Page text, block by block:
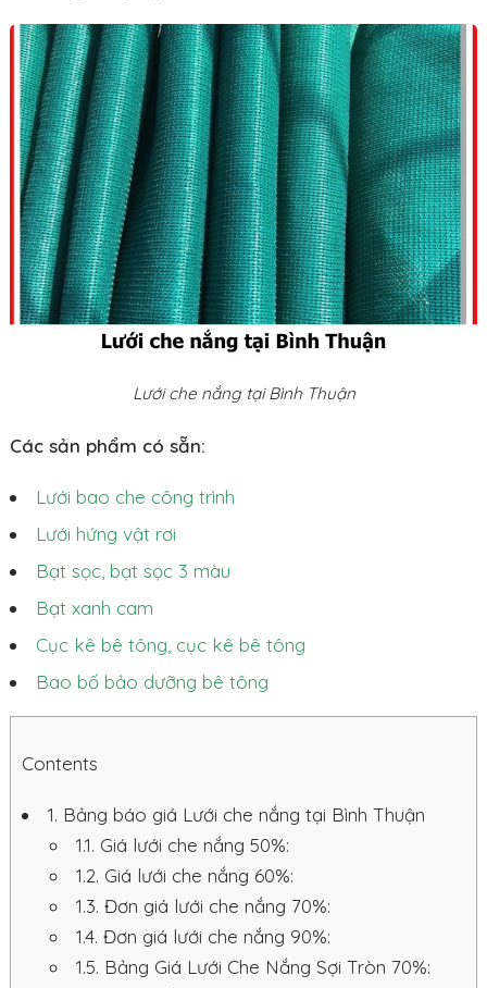
Lưới che nắng tại Bình Thuận
Các sản phẩm có sẵn:
Lưới bao che công trình
Lưới hứng vật rơi
Bạt sọc, bạt sọc 3 màu
Bạt xanh cam
Cục kê bê tông, cục kê bê tông
Bao bố bảo dưỡng bê tông
Contents
1. Bảng báo giá Lưới che nắng tại Bình Thuận
1.1. Giá lưới che nắng 50%:
1.2. Giá lưới che nắng 60%:
1.3. Đơn giá lưới che nắng 70%:
1.4. Đơn giá lưới che nắng 90%:
1.5. Bảng Giá Lưới Che Nắng Sợi Tròn 70%: